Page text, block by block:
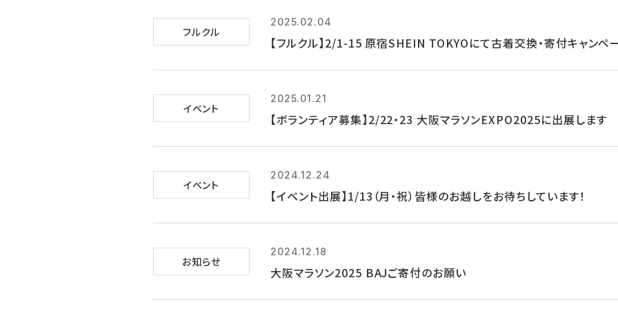
フルクル
2025.02.04
【フルクル】2/1-15 原宿SHEIN TOKYOにて古着交換・寄付キャンペ
イベント
2025.01.21
【ボランティア募集】2/22・23 大阪マラソンEXPO2025に出展します
イベント
2024.12.24
【イベント出展】1/13（月・祝）皆様のお越しをお待ちしています！
お知らせ
2024.12.18
大阪マラソン2025 BAJご寄付のお願い